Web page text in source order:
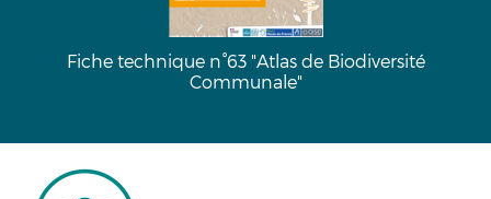
Fiche technique n°63 "Atlas de Biodiversité
Communale"